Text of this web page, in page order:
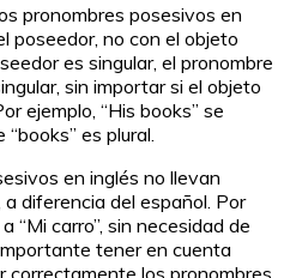
pronombres posesivos en
poseedor, no con el objeto
es singular, el pronombre
sin importar si el objeto
ejemplo, “His books” se
es plural.
en inglés no llevan
diferencia del español. Por
“Mi carro”, sin necesidad de
importante tener en cuenta
correctamente los pronombres